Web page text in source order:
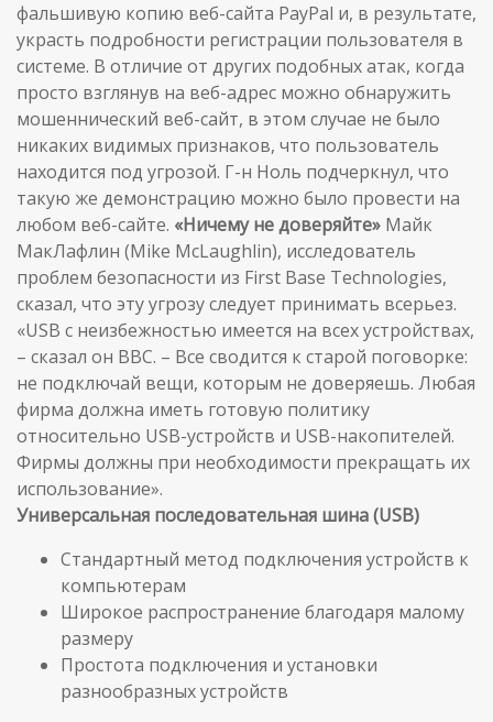
фальшивую копию веб-сайта PayPal и, в результате,
украсть подробности регистрации пользователя в
системе. В отличие от других подобных атак, когда
просто взглянув на веб-адрес можно обнаружить
мошеннический веб-сайт, в этом случае не было
никаких видимых признаков, что пользователь
находится под угрозой. Г-н Ноль подчеркнул, что
такую же демонстрацию можно было провести на
любом веб-сайте. «Ничему не доверяйте» Майк
МакЛафлин (Mike McLaughlin), исследователь
проблем безопасности из First Base Technologies,
сказал, что эту угрозу следует принимать всерьез.
«USB с неизбежностью имеется на всех устройствах,
– сказал он BBC. – Все сводится к старой поговорке:
не подключай вещи, которым не доверяешь. Любая
фирма должна иметь готовую политику
относительно USB-устройств и USB-накопителей.
Фирмы должны при необходимости прекращать их
использование».
Универсальная последовательная шина (USB)
Стандартный метод подключения устройств к
компьютерам
Широкое распространение благодаря малому
размеру
Простота подключения и установки
разнообразных устройств